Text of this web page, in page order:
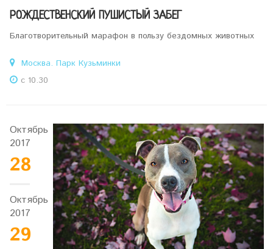
РОЖДЕСТВЕНСКИЙ ПУШИСТЫЙ ЗАБЕГ
Благотворительный марафон в пользу бездомных животных
Москва. Парк Кузьминки
с 10.30
Октябрь
2017
28
Октябрь
2017
29